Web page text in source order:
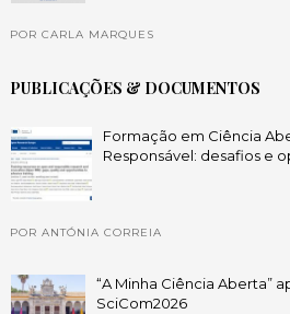
POR CARLA MARQUES
PUBLICAÇÕES & DOCUMENTOS
Formação em Ciência
Responsável: desafios e
POR ANTÓNIA CORREIA
“A Minha Ciência Aberta”
SciCom2026